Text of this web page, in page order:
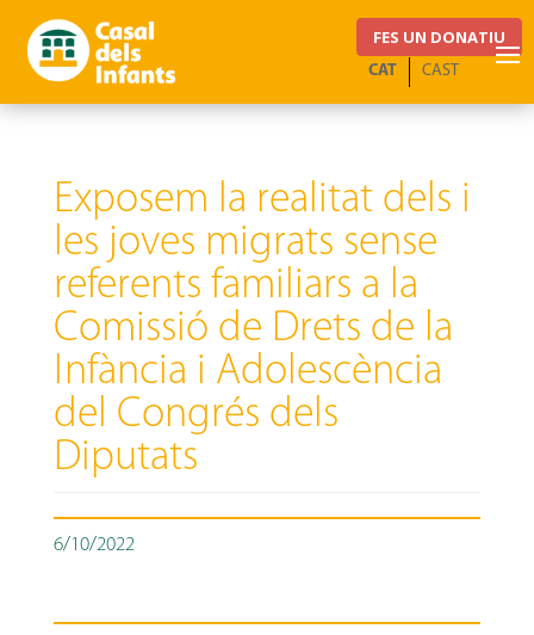
FES UN DONATIU
CAST
CAT
Exposem la realitat dels i
les joves migrats sense
referents familiars a la
Comissió de Drets de la
Infància i Adolescència
del Congrés dels
Diputats
6/10/2022